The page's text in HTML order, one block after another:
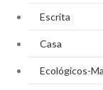
Escrita
Casa
Ecológicos-